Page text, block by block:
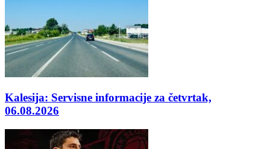
Kalesija: Servisne informacije za četvrtak,
06.08.2026